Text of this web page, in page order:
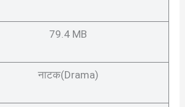
79.4 MB
नाटक(Drama)